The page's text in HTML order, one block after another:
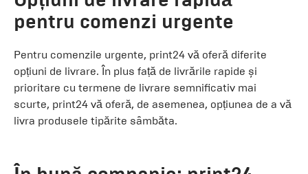
pentru comenzi urgente
Pentru comenzile urgente, print24 vă oferă diferite
opțiuni de livrare. În plus față de livrările rapide și
prioritare cu termene de livrare semnificativ mai
scurte, print24 vă oferă, de asemenea, opțiunea de a vă
livra produsele tipărite sâmbăta.